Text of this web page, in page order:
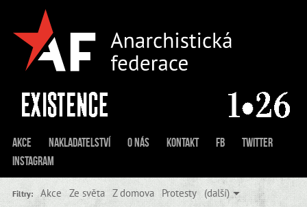
Akce Nakladatelství O nás Kontakt FB
Twitter
Instagram
Filtry: Akce Ze světa Z domova Protesty (další)